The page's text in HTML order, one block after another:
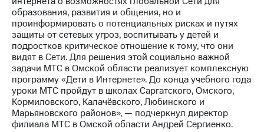
Программа
приобретения
Порядок
выкупа
акций
Дивиденды
Рынок
облигаций
Описание
Еврооблигации-2023
образования, развития и общения, но и
проинформировать о потенциальных рисках и путях
защиты от сетевых угроз, воспитывать у детей и
подростков критическое отношение к тому, что они
видят в Сети. Для решения этой социально важной
задачи МТС в Омской области реализует комплексную
программу «Дети в Интернете». До конца учебного года
уроки МТС пройдут в школах Саргатского, Омского,
Кормиловского, Калачёвского, Любинского и
Марьяновского районов», — подчеркнул директор
филиала МТС в Омской области Андрей Сергиенко.